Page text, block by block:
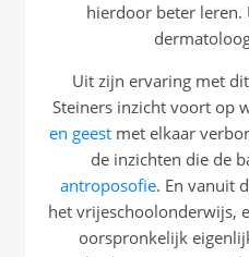
hierdoor beter leren.
Uit zijn ervaring met
Steiners inzicht voort op
en geest met elkaar
de inzichten die de
antroposofie. En vanuit
het vrijeschoolonderwijs,
oorspronkelijk